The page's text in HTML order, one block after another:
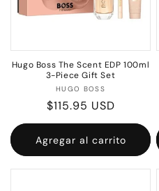
Hugo Boss The Scent EDP 100ml
3-Piece Gift Set
Proveedor:
HUGO BOSS
Precio
habitual
$115.95 USD
Agregar al carrito